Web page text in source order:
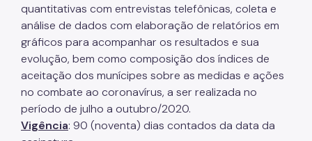
quantitativas com entrevistas telefônicas, coleta e
análise de dados com elaboração de relatórios em
gráficos para acompanhar os resultados e sua
evolução, bem como composição dos índices de
aceitação dos munícipes sobre as medidas e ações
no combate ao coronavírus, a ser realizada no
período de julho a outubro/2020.
Vigência: 90 (noventa) dias contados da data da